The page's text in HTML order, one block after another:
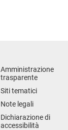
Amministrazione
trasparente
Siti tematici
Note legali
Dichiarazione di
accessibilità